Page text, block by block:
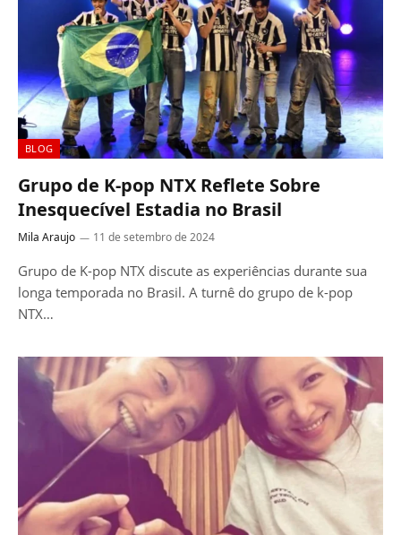
BLOG
Grupo de K-pop NTX Reflete Sobre
Inesquecível Estadia no Brasil
Mila Araujo 11 de setembro de 2024
Grupo de K-pop NTX discute as experiências durante sua
longa temporada no Brasil. A turnê do grupo de k-pop
NTX…